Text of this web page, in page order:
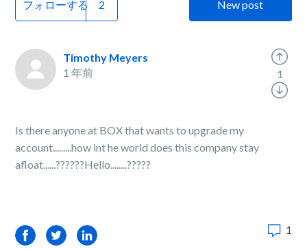
フォローする New post
Timothy Meyers
1 年前
Is there anyone at BOX that wants to upgrade my
account.........how int he world does this company stay
afloat......??????Hello........?????
1
FacebookTwitterLinkedIn 1